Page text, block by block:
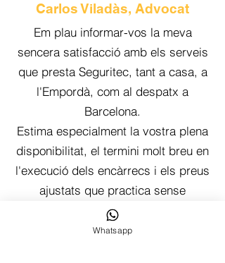
Carlos Viladàs, Advocat
Em plau informar-vos la meva
sencera satisfacció amb els serveis
que presta Seguritec, tant a casa, a
l'Empordà, com al despatx a
Barcelona.
Estima especialment la vostra plena
disponibilitat, el termini molt breu en
l'execució dels encàrrecs i els preus
ajustats que practica sense
detriment de la qualitat.
En síntesi: és un plaer comptar amb
Whatsapp